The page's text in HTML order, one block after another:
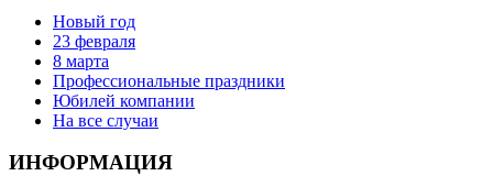
Новый год
23 февраля
8 марта
Профессиональные праздники
Юбилей компании
На все случаи
ИНФОРМАЦИЯ